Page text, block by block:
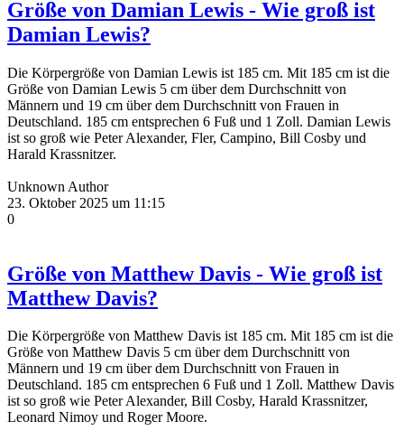
Größe von Damian Lewis - Wie groß ist
Damian Lewis?
Die Körpergröße von Damian Lewis ist 185 cm. Mit 185 cm ist die
Größe von Damian Lewis 5 cm über dem Durchschnitt von
Männern und 19 cm über dem Durchschnitt von Frauen in
Deutschland. 185 cm entsprechen 6 Fuß und 1 Zoll. Damian Lewis
ist so groß wie Peter Alexander, Fler, Campino, Bill Cosby und
Harald Krassnitzer.
Unknown Author
23. Oktober 2025 um 11:15
0
Größe von Matthew Davis - Wie groß ist
Matthew Davis?
Die Körpergröße von Matthew Davis ist 185 cm. Mit 185 cm ist die
Größe von Matthew Davis 5 cm über dem Durchschnitt von
Männern und 19 cm über dem Durchschnitt von Frauen in
Deutschland. 185 cm entsprechen 6 Fuß und 1 Zoll. Matthew Davis
ist so groß wie Peter Alexander, Bill Cosby, Harald Krassnitzer,
Leonard Nimoy und Roger Moore.